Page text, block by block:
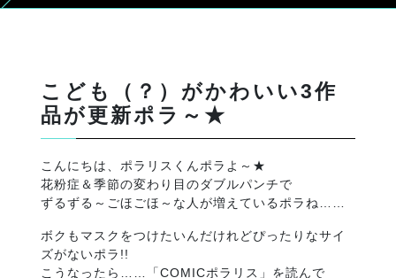
こども（？）がかわいい3作
品が更新ポラ～★
こんにちは、ポラリスくんポラよ～★
花粉症＆季節の変わり目のダブルパンチで
ずるずる～ごほごほ～な人が増えているポラね……
ボクもマスクをつけたいんだけれどぴったりなサイ
ズがないポラ!!
こうなったら……「COMICポラリス」を読んで